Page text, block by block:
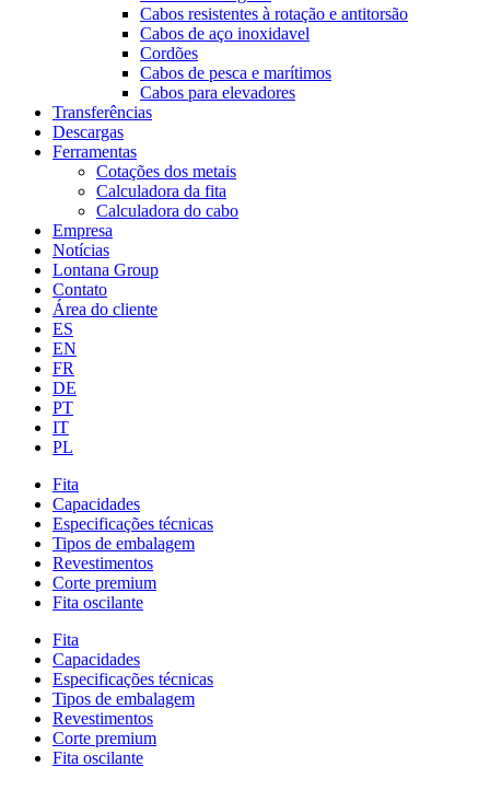
Cabos resistentes à rotação e antitorsão
Cabos de aço inoxidavel
Cordões
Cabos de pesca e marítimos
Cabos para elevadores
Transferências
Descargas
Ferramentas
Cotações dos metais
Calculadora da fita
Calculadora do cabo
Empresa
Notícias
Lontana Group
Contato
Área do cliente
ES
EN
FR
DE
PT
IT
PL
Fita
Capacidades
Especificações técnicas
Tipos de embalagem
Revestimentos
Corte premium
Fita oscilante
Fita
Capacidades
Especificações técnicas
Tipos de embalagem
Revestimentos
Corte premium
Fita oscilante